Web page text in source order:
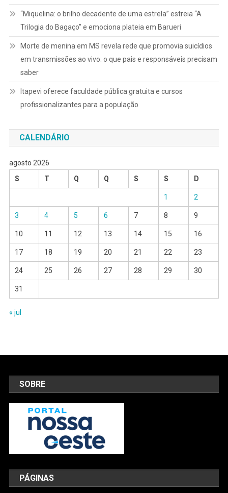
“Miquelina: o brilho decadente de uma estrela” estreia “A
Trilogia do Bagaço” e emociona plateia em Barueri
Morte de menina em MS revela rede que promovia suicídios
em transmissões ao vivo: o que pais e responsáveis precisam
saber
Itapevi oferece faculdade pública gratuita e cursos
profissionalizantes para a população
CALENDÁRIO
agosto 2026
S
T Q Q S S D
1 2
3 4 5 6 7 8 9
10 11 12 13 14 15 16
17 18 19 20 21 22 23
24 25 26 27 28 29 30
31
« jul
SOBRE
PÁGINAS